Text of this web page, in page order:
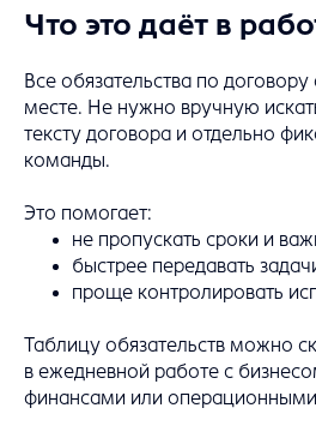
Что это даёт в
Все обязательства по
месте. Не нужно вручную
тексту договора и отдельно
команды.
Это помогает:
не пропускать сроки и
быстрее передавать
проще контролировать
Таблицу обязательств можно
в ежедневной работе с
финансами или